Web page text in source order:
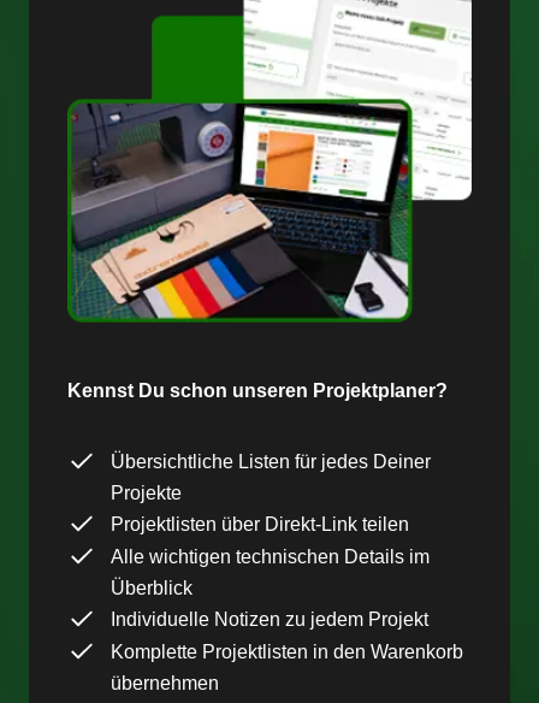
Kennst Du schon unseren Projektplaner?
Übersichtliche Listen für jedes Deiner
Projekte
Projektlisten über Direkt-Link teilen
Alle wichtigen technischen Details im
Überblick
Individuelle Notizen zu jedem Projekt
Komplette Projektlisten in den Warenkorb
übernehmen